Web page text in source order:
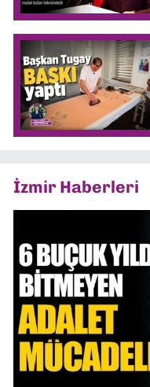
İzmir Haberleri